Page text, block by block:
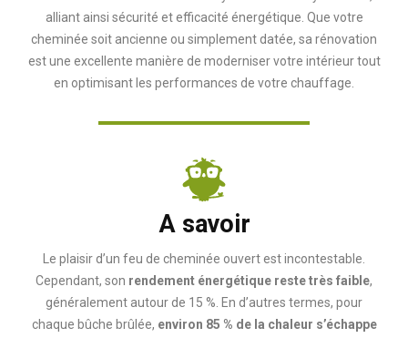
alliant ainsi sécurité et efficacité énergétique. Que votre
cheminée soit ancienne ou simplement datée, sa rénovation
est une excellente manière de moderniser votre intérieur tout
en optimisant les performances de votre chauffage.
A savoir
Le plaisir d’un feu de cheminée ouvert est incontestable.
Cependant, son rendement énergétique reste très faible,
généralement autour de 15 %. En d’autres termes, pour
chaque bûche brûlée, environ 85 % de la chaleur s’échappe